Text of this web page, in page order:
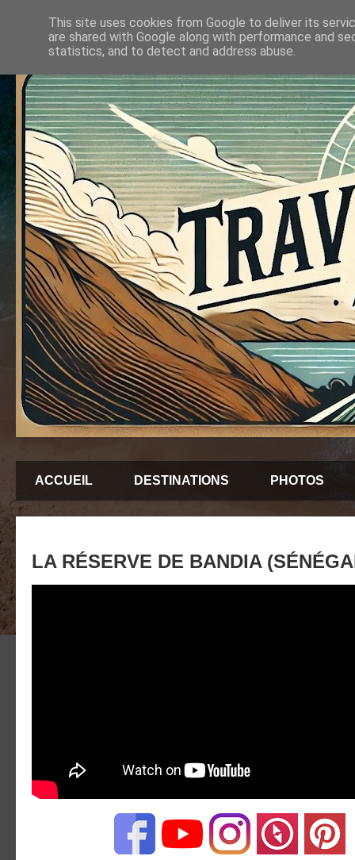
ACCUEIL DESTINATIONS PHOTOS
LA RÉSERVE DE BANDIA
This site uses cookies from Google to deliver its
are shared with Google along with performance and
statistics, and to detect and address abuse.